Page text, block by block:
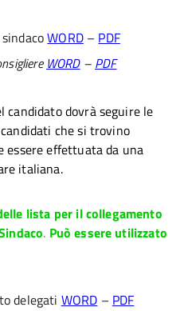
WORD– PDF
WORD– PDF
candidato dovrà seguire le
che si trovino
essere effettuata da una
italiana.
lista per il collegamento
. Può essere utilizzato
delegati WORD – PDF